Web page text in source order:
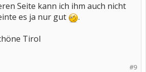
Seite kann ich ihm auch nicht
es ja nur gut
.
Tirol
#9